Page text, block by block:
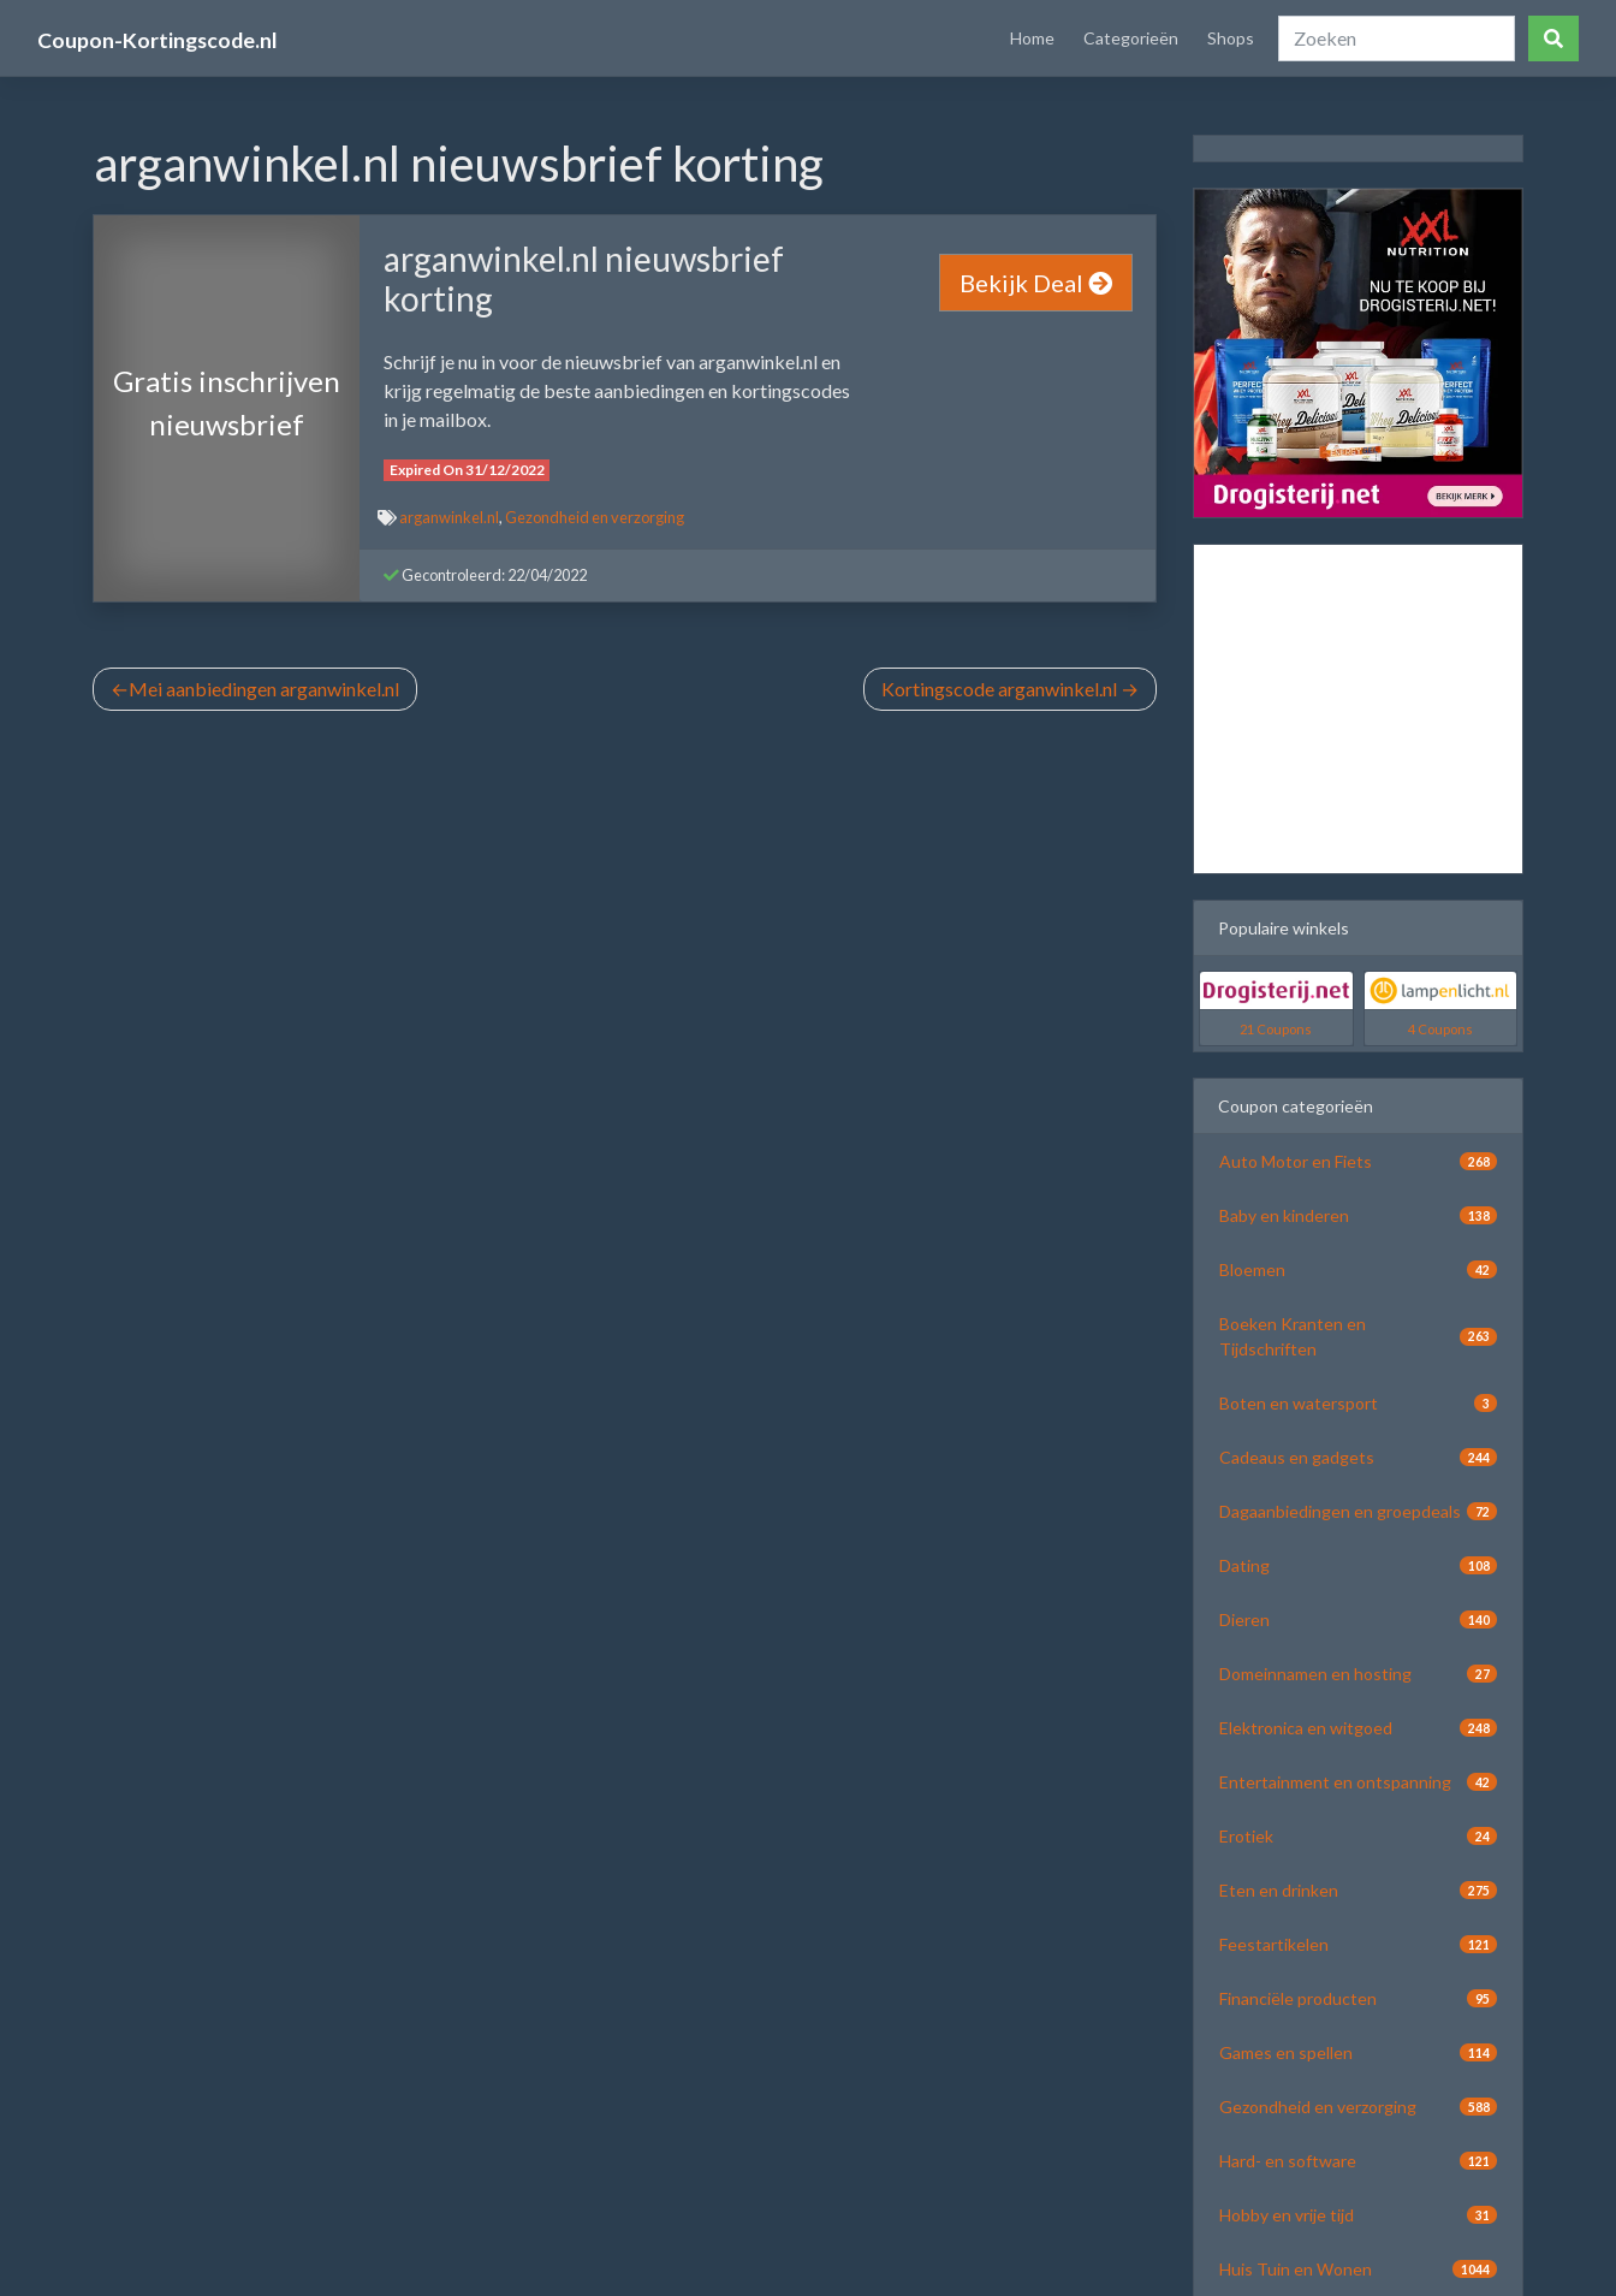
Coupon-Kortingscode.nl Home Categorieën Shops
arganwinkel.nl nieuwsbrief korting
Gratis inschrijven
nieuwsbrief
arganwinkel.nl nieuwsbrief
korting
Schrijf je nu in voor de nieuwsbrief van arganwinkel.nl en
krijg regelmatig de beste aanbiedingen en kortingscodes
in je mailbox.
Expired On 31/12/2022
Bekijk Deal
arganwinkel.nl, Gezondheid en verzorging
Gecontroleerd: 22/04/2022
Bericht
Mei aanbiedingen arganwinkel.nl Kortingscode arganwinkel.nl
Populaire winkels
21 Coupons 4 Coupons
Coupon categorieën
Auto Motor en Fiets 268
Baby en kinderen 138
Bloemen 42
Boeken Kranten en
Tijdschriften
263
Boten en watersport 3
Cadeaus en gadgets 244
Dagaanbiedingen en groepdeals 72
Dating 108
Dieren 140
Domeinnamen en hosting 27
Elektronica en witgoed 248
Entertainment en ontspanning 42
Erotiek 24
Eten en drinken 275
Feestartikelen 121
Financiële producten 95
Games en spellen 114
Gezondheid en verzorging 588
Hard- en software 121
Hobby en vrije tijd 31
Huis Tuin en Wonen 1044